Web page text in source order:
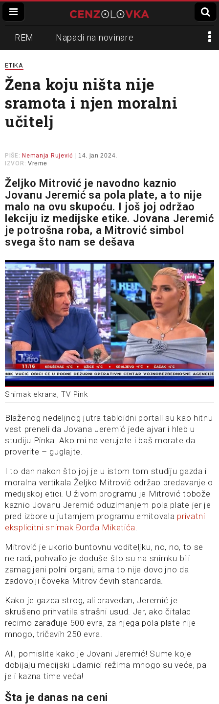
REM Napadi na novinare
Zvučni top
Propaganda Lokalni mediji
Informer Slavko Ćuruvija
ETIKA
Žena koju ništa nije
sramota i njen moralni
učitelj
PIŠE: Nemanja Rujević | 14. jan 2024.
IZVOR: Vreme
Željko Mitrović je navodno kaznio
Jovanu Jeremić sa pola plate, a to nije
malo na ovu skupoću. I još joj održao
lekciju iz medijske etike. Jovana Jeremić
je potrošna roba, a Mitrović simbol
svega što nam se dešava
Snimak ekrana, TV Pink
Blaženog nedeljnog jutra tabloidni portali su kao hitnu
vest preneli da Jovana Jeremić jede ajvar i hleb u
studiju Pinka. Ako mi ne verujete i baš morate da
proverite – guglajte.
I to dan nakon što joj je u istom tom studiju gazda i
moralna vertikala Željko Mitrović održao predavanje o
medijskoj etici. U živom programu je Mitrović tobože
kaznio Jovanu Jeremić oduzimanjem pola plate jer je
pred izbore u jutarnjem programu emitovala privatni
eksplicitni snimak Đorđa Miketića
Mitrović je ukorio buntovnu voditeljku, no, no, to se
ne radi, pohvalio je doduše što su na snimku bili
zamagljeni polni organi, ama to nije dovoljno da
zadovolji čoveka Mitrovićevih standarda.
Kako je gazda strog, ali pravedan, Jeremić je
skrušeno prihvatila strašni usud. Jer, ako čitalac
recimo zarađuje 500 evra, za njega pola plate nije
mnogo, tričavih 250 evra.
Ali, pomislite kako je Jovani Jeremić! Sume koje
dobijaju medijski udarnici režima mnogo su veće, pa
je i kazna time veća!
Šta je danas na ceni